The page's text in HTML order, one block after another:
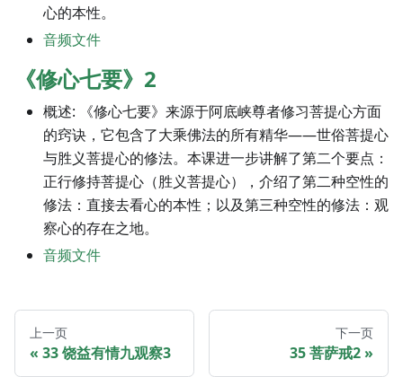
心的本性。
音频文件
《修心七要》2
概述: 《修心七要》来源于阿底峡尊者修习菩提心方面
的窍诀，它包含了大乘佛法的所有精华——世俗菩提心
与胜义菩提心的修法。本课进一步讲解了第二个要点：
正行修持菩提心（胜义菩提心），介绍了第二种空性的
修法：直接去看心的本性；以及第三种空性的修法：观
察心的存在之地。
音频文件
上一页
33 饶益有情九观察3
下一页
35 菩萨戒2